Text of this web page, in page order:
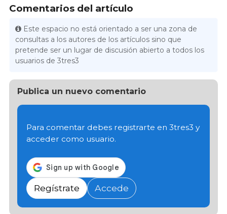
Comentarios del artículo
Este espacio no está orientado a ser una zona de
consultas a los autores de los artículos sino que
pretende ser un lugar de discusión abierto a todos los
usuarios de 3tres3
Publica un nuevo comentario
Para comentar debes registrarte en 3tres3 y
acceder como usuario.
Regístrate Accede